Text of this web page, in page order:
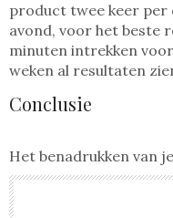
product twee keer per
avond, voor het beste
minuten intrekken
weken al resultaten
Conclusie
Het benadrukken van